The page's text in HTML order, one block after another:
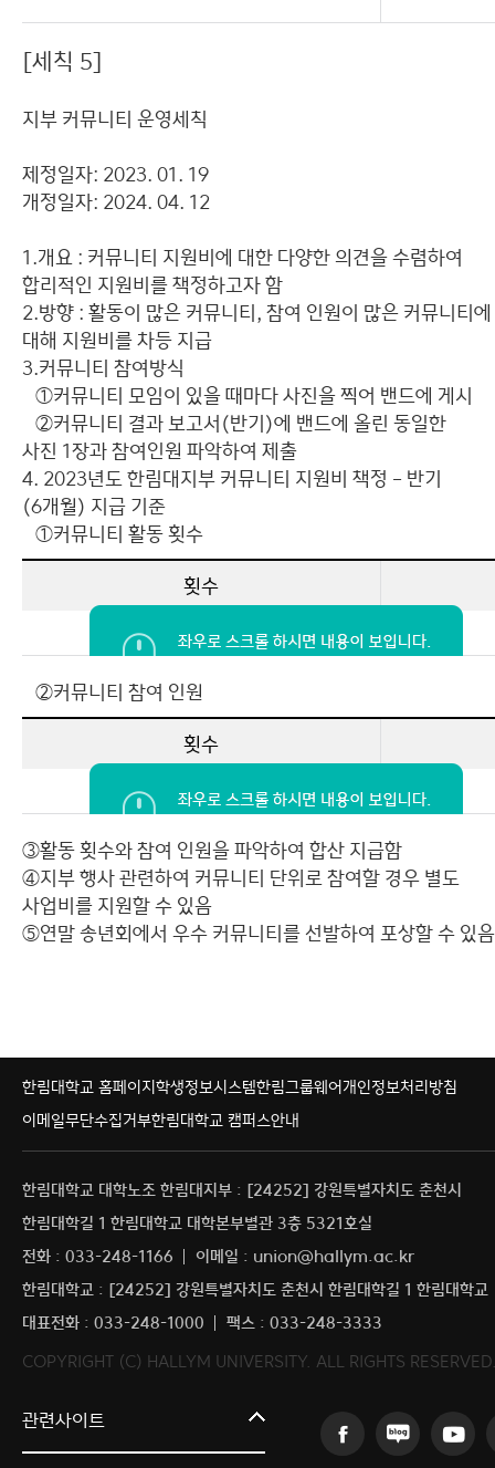
[세칙 5]
지부 커뮤니티 운영세칙
제정일자: 2023. 01. 19
개정일자: 2024. 04. 12
1.개요 : 커뮤니티 지원비에 대한 다양한 의견을 수렴하여
합리적인 지원비를 책정하고자 함
2.방향 : 활동이 많은 커뮤니티, 참여 인원이 많은 커뮤니티에
대해 지원비를 차등 지급
3.커뮤니티 참여방식
①커뮤니티 모임이 있을 때마다 사진을 찍어 밴드에 게시
②커뮤니티 결과 보고서(반기)에 밴드에 올린 동일한
사진 1장과 참여인원 파악하여 제출
4. 2023년도 한림대지부 커뮤니티 지원비 책정 – 반기
(6개월) 지급 기준
①커뮤니티 활동 횟수
횟수
금액
②커뮤니티 참여 인원
횟수
금액
③활동 횟수와 참여 인원을 파악하여 합산 지급함
④지부 행사 관련하여 커뮤니티 단위로 참여할 경우 별도
사업비를 지원할 수 있음
⑤연말 송년회에서 우수 커뮤니티를 선발하여 포상할 수 있음
한림대학교 홈페이지학생정보시스템한림그룹웨어개인정보처리방침
이메일무단수집거부한림대학교 캠퍼스안내
한림대학교 대학노조 한림대지부 : [24252] 강원특별자치도 춘천시
한림대학길 1 한림대학교 대학본부별관 3층 5321호실
전화 : 033-248-1166
이메일 : union@hallym.ac.kr
한림대학교 : [24252] 강원특별자치도 춘천시 한림대학길 1 한림대학교
대표전화 : 033-248-1000
팩스 : 033-248-3333
COPYRIGHT (C) HALLYM UNIVERSITY. ALL RIGHTS
관련사이트
커뮤니티교육원